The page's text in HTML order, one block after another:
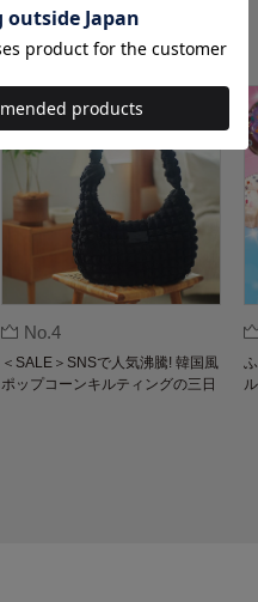
No.4
＜SALE＞SNSで人気沸騰! 韓国風
ポップコーンキルティングの三日